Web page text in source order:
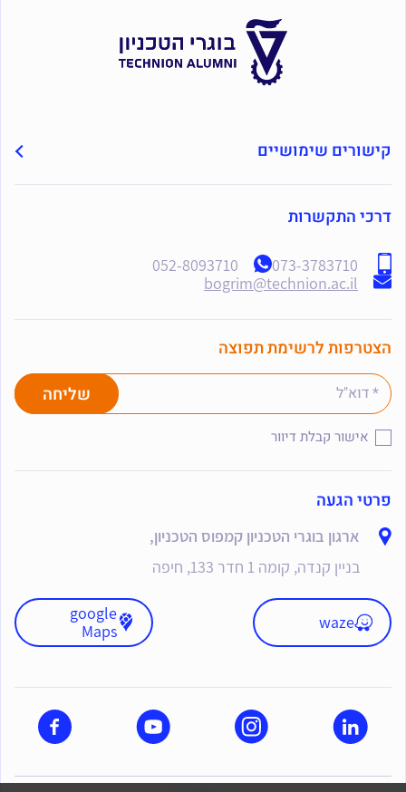
קישורים שימושיים
פרטי הגעה
ארגון בוגרי הטכניון קמפוס הטכניון,
בניין קנדה, קומה 1 חדר 133, חיפה
waze
google
Maps
דרכי התקשרות
073-3783710
052-8093710
bogrim@technion.ac.il
הצטרפות לרשימת תפוצה
אישור קבלת דיוור